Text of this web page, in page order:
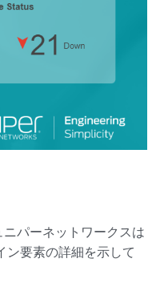
パーネットワークスは
ン要素の詳細を示して